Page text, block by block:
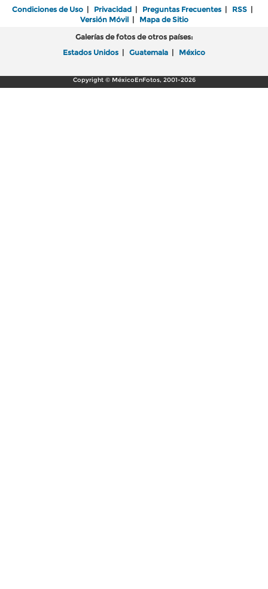
Condiciones de Uso | Privacidad | Preguntas Frecuentes | RSS |
Versión Móvil| Mapa de Sitio
Galerías de fotos de otros países:
Estados Unidos | Guatemala | México
Copyright © MéxicoEnFotos, 2001-2026